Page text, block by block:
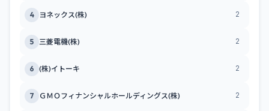
4 ヨネックス(株) 2
5 三菱電機(株) 2
6 (株)イトーキ 2
7 ＧＭＯフィナンシャルホールディングス(株) 2